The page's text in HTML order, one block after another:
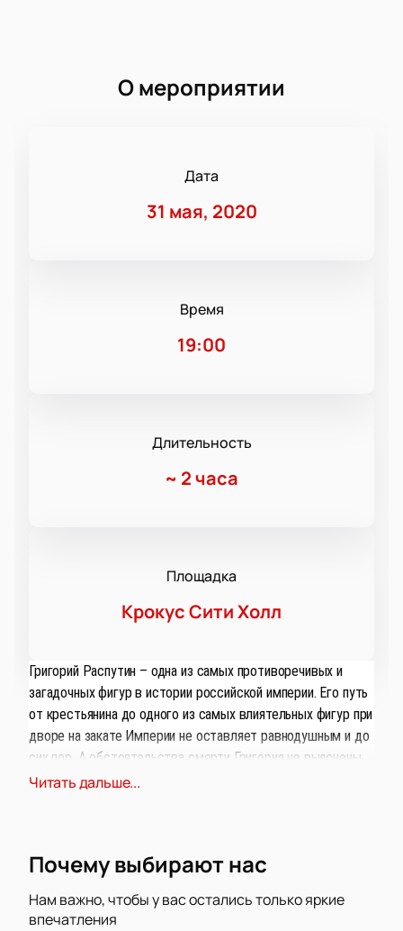
О мероприятии
Дата
31 мая, 2020
Время
19:00
Длительность
~ 2 часа
Площадка
Крокус Сити Холл
Григорий Распутин – одна из самых противоречивых и
загадочных фигур в истории российской империи. Его путь
от крестьянина до одного из самых влиятельных фигур при
дворе на закате Империи не оставляет равнодушным и до
сих пор. А обстоятельства смерти Григория не выяснены
до конца. Еще при жизни Распутин стал человеком-мифом,
Ойши специально для выступлений Сергея Полунина в
знаменитом лондонском театре Palladium. Образ Григория
сочетает в себе откровенного аутсайдера и монстра,
Читать дальше...
Почему выбирают нас
Нам важно, чтобы у вас остались только яркие
впечатления